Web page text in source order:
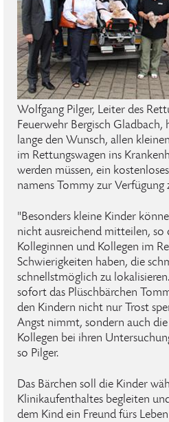
Wolfgang Pilger, Leiter des
Feuerwehr Bergisch Gladbach,
lange den Wunsch, allen
im Rettungswagen ins
werden müssen, ein
namens Tommy zur Verfügung
"Besonders kleine Kinder
nicht ausreichend mitteilen, so
Kolleginnen und Kollegen im
Schwierigkeiten haben, die
schnellstmöglich zu
sofort das Plüschbärchen
den Kindern nicht nur Trost
Angst nimmt, sondern auch
Kollegen bei ihren
so Pilger.
Das Bärchen soll die Kinder
Klinikaufenthaltes begleiten
dem Kind ein Freund fürs